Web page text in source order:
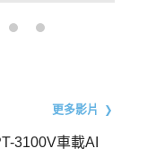
更多影片
3100V車載AI